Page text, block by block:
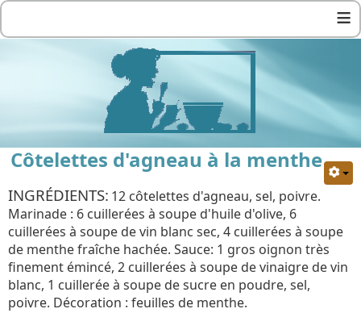
≡
Côtelettes d'agneau à la menthe
INGRÉDIENTS: 12 côtelettes d'agneau, sel, poivre.
Marinade : 6 cuillerées à soupe d'huile d'olive, 6
cuillerées à soupe de vin blanc sec, 4 cuillerées à soupe
de menthe fraîche hachée. Sauce: 1 gros oignon très
finement émincé, 2 cuillerées à soupe de vinaigre de vin
blanc, 1 cuillerée à soupe de sucre en poudre, sel,
poivre. Décoration : feuilles de menthe.